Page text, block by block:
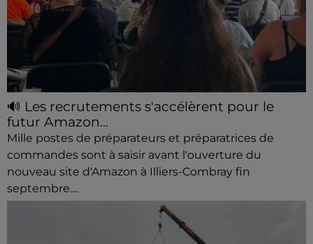
🔊 Les recrutements s'accélèrent pour le
futur Amazon...
Mille postes de préparateurs et préparatrices de
commandes sont à saisir avant l'ouverture du
nouveau site d'Amazon à Illiers-Combray fin
septembre....